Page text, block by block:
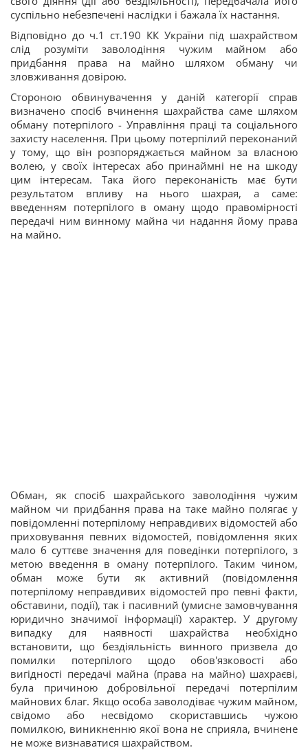
суспільно небезпечені наслідки і бажала їх настання.
Відповідно до ч.1 ст.190 КК України під шахрайством
слід розуміти заволодіння чужим майном або
придбання права на майно шляхом обману чи
зловживання довірою.
Стороною обвинувачення у даній категорії справ
визначено спосіб вчинення шахрайства саме шляхом
обману потерпілого - Управління праці та соціального
захисту населення. При цьому потерпілий переконаний
у тому, що він розпоряджається майном за власною
волею, у своїх інтересах або принаймні не на шкоду
цим інтересам. Така його переконаність має бути
результатом впливу на нього шахрая, а саме:
введенням потерпілого в оману щодо правомірності
передачі ним винному майна чи надання йому права
на майно.
Обман, як спосіб шахрайського заволодіння чужим
майном чи придбання права на таке майно полягає у
повідомленні потерпілому неправдивих відомостей або
приховування певних відомостей, повідомлення яких
мало б суттєве значення для поведінки потерпілого, з
метою введення в оману потерпілого. Таким чином,
обман може бути як активний (повідомлення
потерпілому неправдивих відомостей про певні факти,
обставини, події), так і пасивний (умисне замовчування
юридично значимої інформації) характер. У другому
випадку для наявності шахрайства необхідно
встановити, що бездіяльність винного призвела до
помилки потерпілого щодо обов'язковості або
вигідності передачі майна (права на майно) шахраєві,
була причиною добровільної передачі потерпілим
майнових благ. Якщо особа заволодіває чужим майном,
свідомо або несвідомо скориставшись чужою
помилкою, виникненню якої вона не сприяла, вчинене
не може визнаватися шахрайством.